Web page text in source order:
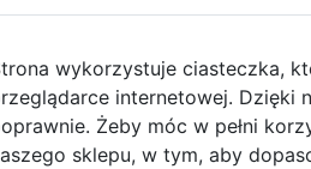
liczne elementy
na zamek z
zawartość i utrzymać
wykorzystuje ciasteczka,
internetowej. Dzięki
Żeby móc w pełni
sklepu, w tym, aby